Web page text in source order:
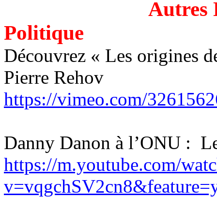
Autres
Politique
Découvrez « Les origines
Pierre Rehov
https://vimeo.com/
Danny Danon à l’ONU :
https://m.youtube.com/